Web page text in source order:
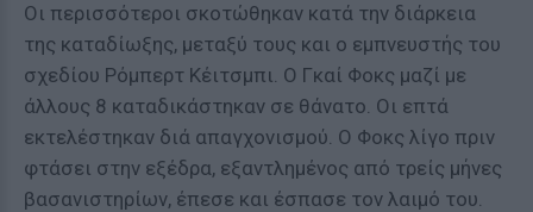
Οι περισσότεροι σκοτώθηκαν κατά την διάρκεια
της καταδίωξης, μεταξύ τους και ο εμπνευστής του
σχεδίου Ρόμπερτ Κέιτσμπι. Ο Γκαί Φοκς μαζί με
άλλους 8 καταδικάστηκαν σε θάνατο. Οι επτά
εκτελέστηκαν διά απαγχονισμού. Ο Φοκς λίγο πριν
φτάσει στην εξέδρα, εξαντλημένος από τρείς μήνες
βασανιστηρίων, έπεσε και έσπασε τον λαιμό του.